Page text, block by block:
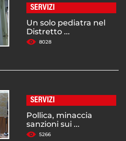
SERVIZI
Un solo pediatra nel
Distretto ...
8028
SERVIZI
Pollica, minaccia
sanzioni sui ...
5266